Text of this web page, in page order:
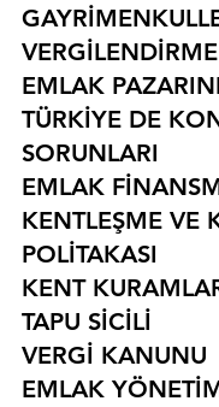
VERGİLENDİRME
EMLAK
TÜRKİYE DE
SORUNLARI
EMLAK
KENTLEŞME VE
POLİTAKASI
KENT
TAPU SİCİLİ
VERGİ KANUNU
EMLAK